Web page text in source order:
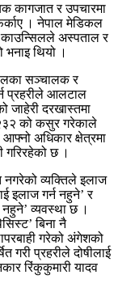
कागजात र उपचारमा
। नेपाल मेडिकल
काउन्सिलले अस्पताल र
भनाइ थियो ।
सञ्चालक र
प्रहरीले आलटाल
जाहेरी दरखास्तमा
को कसुर गरेकाले
आफ्नो अधिकार क्षेत्रमा
गरिरहेको छ ।
नगरेको व्यक्तिले इलाज
इलाज गर्न नहुने’ र
नहुने’ व्यवस्था छ ।
बिना नै
गरेको अंगेशको
गरी प्रहरीले दोषीलाई
रिंकुकुमारी यादव